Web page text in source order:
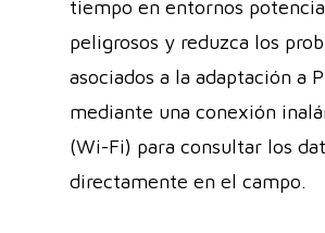
tiempo en entornos
peligrosos y reduzca los
asociados a la adaptación a
mediante una conexión
(Wi-Fi) para consultar los
directamente en el campo.